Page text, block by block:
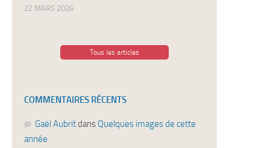
22 MARS 2026
Tous les articles
COMMENTAIRES RÉCENTS
Gaël Aubritdans Quelques images de cette
année